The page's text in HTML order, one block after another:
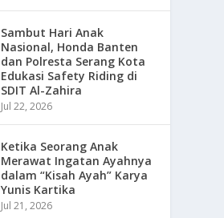
Sambut Hari Anak
Nasional, Honda Banten
dan Polresta Serang Kota
Edukasi Safety Riding di
SDIT Al-Zahira
Jul 22, 2026
Ketika Seorang Anak
Merawat Ingatan Ayahnya
dalam “Kisah Ayah” Karya
Yunis Kartika
Jul 21, 2026